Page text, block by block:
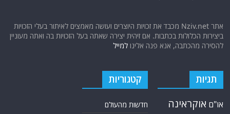
אתר Nziv.net מכבד את זכויות היוצרים ועושה מאמצים לאיתור בעלי הזכויות